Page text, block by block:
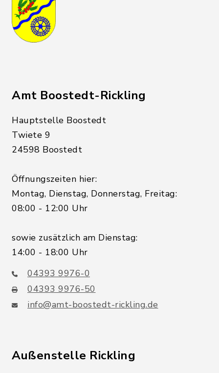
Amt Boostedt-Rickling
Hauptstelle Boostedt
Twiete 9
24598 Boostedt
Öffnungszeiten hier:
Montag, Dienstag, Donnerstag, Freitag:
08:00 - 12:00 Uhr
sowie zusätzlich am Dienstag:
14:00 - 18:00 Uhr
04393 9976-0
04393 9976-50
info@amt-boostedt-rickling.de
Außenstelle Rickling